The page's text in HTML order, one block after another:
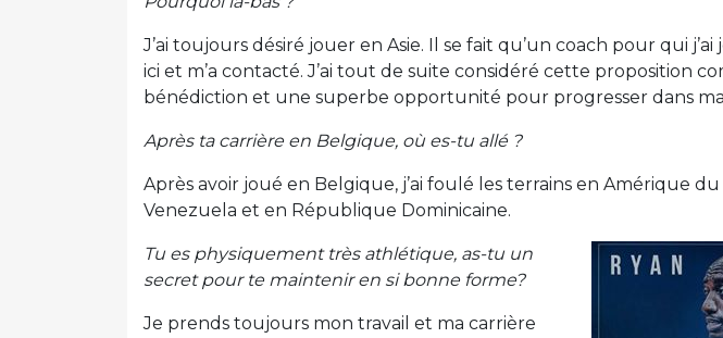
J’ai toujours désiré jouer en Asie. Il se fait qu’un coach pour qui
ici et m’a contacté. J’ai tout de suite considéré cette proposition
bénédiction et une superbe opportunité pour progresser dans
Après ta carrière en Belgique, où es-tu allé ?
Après avoir joué en Belgique, j’ai foulé les terrains en Amérique
Venezuela et en République Dominicaine.
Tu es physiquement très athlétique, as-tu un
secret pour te maintenir en si bonne forme?
Je prends toujours mon travail et ma carrière